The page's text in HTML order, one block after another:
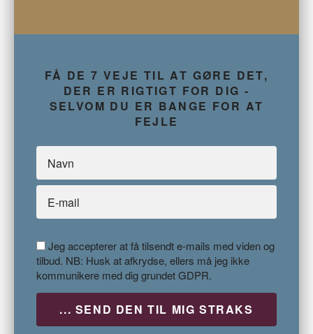
FÅ DE 7 VEJE TIL AT GØRE DET,
DER ER RIGTIGT FOR DIG -
SELVOM DU ER BANGE FOR AT
FEJLE
Jeg accepterer at få tilsendt e-mails med viden og
tilbud. NB: Husk at afkrydse, ellers må jeg ikke
kommunikere med dig grundet GDPR.